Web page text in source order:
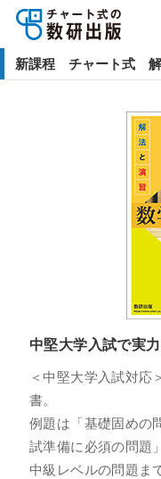
新課程 チャート式
中堅大学入試で実
＜中堅大学入試対
書。
例題は「基礎固めの
試準備に必須の問題
中級レベルの問題ま